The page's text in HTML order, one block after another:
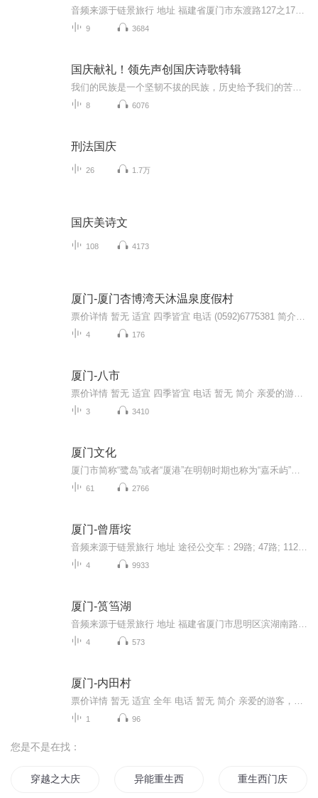
9 3684
国庆献礼！领先声创国庆诗歌特辑
8 6076
刑法国庆
26 1.7万
国庆美诗文
108 4173
厦门-厦门杏博湾天沐温泉度假村
4 176
厦门-八市
3 3410
厦门文化
61 2766
厦门-曾厝垵
4 9933
厦门-筼筜湖
4 573
厦门-内田村
1 96
您是不是在找：
穿越之大庆帝国 异能重生西门庆 重生西门庆